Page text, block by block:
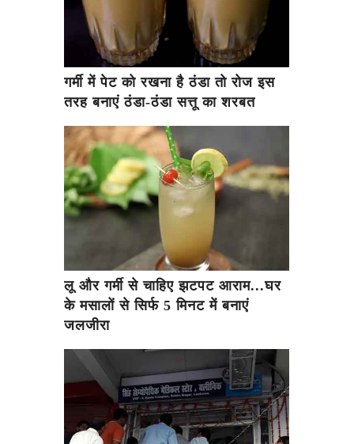
गर्मी में पेट को रखना है ठंडा तो रोज इस
तरह बनाएं ठंडा-ठंडा सत्तू का शरबत
लू और गर्मी से चाहिए झटपट आराम...घर
के मसालों से सिर्फ 5 मिनट में बनाएं
जलजीरा